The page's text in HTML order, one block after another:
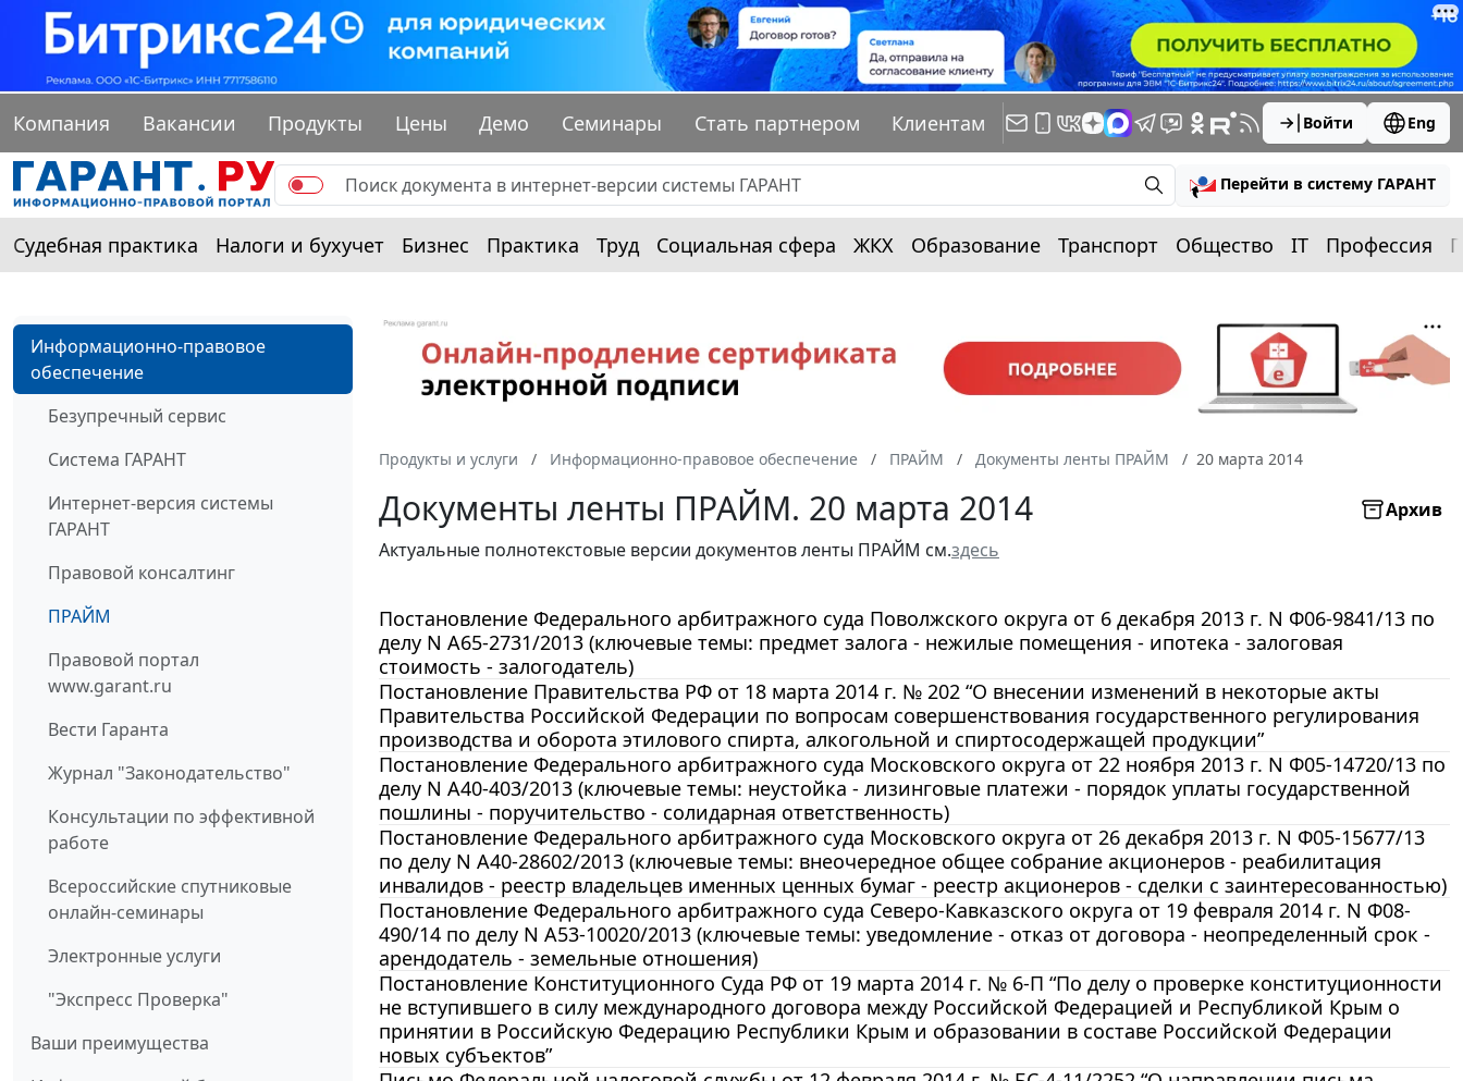
Компания Вакансии Продукты Цены Демо Семинары Стать партнером Клиентам Войти Eng
Перейти в систему ГАРАНТ
Судебная практика Налоги и бухучет Бизнес Практика Труд Социальная сфера ЖКХ Образование Транспорт Общество IT Профессия
Информационно-правовое
обеспечение
Безупречный сервис
Система ГАРАНТ
Интернет-версия системы
ГАРАНТ
Правовой консалтинг
ПРАЙМ
Правовой портал
www.garant.ru
Вести Гаранта
Журнал "Законодательство"
Консультации по эффективной
работе
Всероссийские спутниковые
онлайн-семинары
Электронные услуги
"Экспресс Проверка"
Ваши преимущества
Продукты и услуги Информационно-правовое обеспечение ПРАЙМ Документы ленты ПРАЙМ 20 марта 2014
Документы ленты ПРАЙМ. 20 марта 2014
Архив
Актуальные полнотекстовые версии документов ленты ПРАЙМ см.здесь
Постановление Федерального арбитражного суда Поволжского округа от 6 декабря 2013 г. N Ф06-9841/13 по
делу N А65-2731/2013 (ключевые темы: предмет залога - нежилые помещения - ипотека - залоговая
стоимость - залогодатель)
Постановление Правительства РФ от 18 марта 2014 г. № 202 “О внесении изменений в некоторые акты
Правительства Российской Федерации по вопросам совершенствования государственного регулирования
производства и оборота этилового спирта, алкогольной и спиртосодержащей продукции”
Постановление Федерального арбитражного суда Московского округа от 22 ноября 2013 г. N Ф05-14720/13 по
делу N А40-403/2013 (ключевые темы: неустойка - лизинговые платежи - порядок уплаты государственной
пошлины - поручительство - солидарная ответственность)
Постановление Федерального арбитражного суда Московского округа от 26 декабря 2013 г. N Ф05-15677/13
по делу N А40-28602/2013 (ключевые темы: внеочередное общее собрание акционеров - реабилитация
инвалидов - реестр владельцев именных ценных бумаг - реестр акционеров - сделки с заинтересованностью)
Постановление Федерального арбитражного суда Северо-Кавказского округа от 19 февраля 2014 г. N Ф08-
490/14 по делу N А53-10020/2013 (ключевые темы: уведомление - отказ от договора - неопределенный срок -
арендодатель - земельные отношения)
Постановление Конституционного Суда РФ от 19 марта 2014 г. № 6-П “По делу о проверке конституционности
не вступившего в силу международного договора между Российской Федерацией и Республикой Крым о
принятии в Российскую Федерацию Республики Крым и образовании в составе Российской Федерации
новых субъектов”